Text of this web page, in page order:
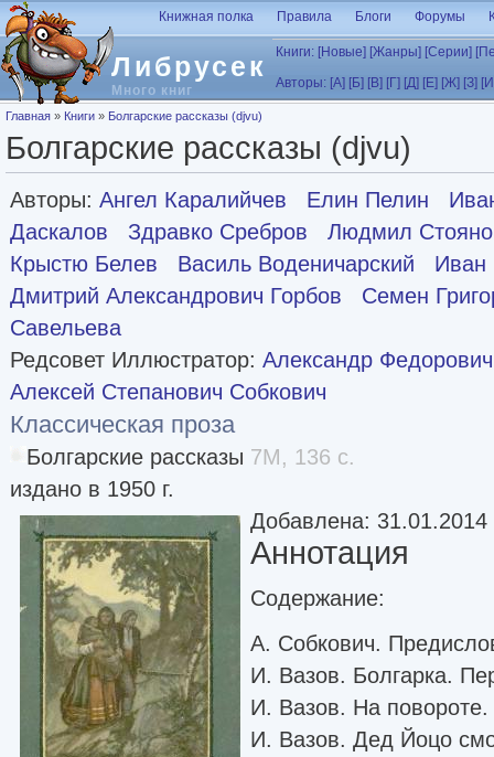
Перейти к основному содержанию
Либрусек
Много книг
Книжная полка Правила Блоги Форумы
Книги: [Новые] [Жанры] [Серии]
Авторы: [А] [Б] [В] [Г] [Д] [Е] [Ж] [З]
Вы здесь
Главная » Книги » Болгарские рассказы (djvu)
Болгарские рассказы (djvu)
Авторы: Ангел Каралийчев Елин Пелин
Даскалов
Здравко Сребров
Людмил
Крыстю Белев
Василь Воденичарский
Иван
Дмитрий Александрович Горбов
Семен
Савельева
Редсовет Иллюстратор: Александр
Алексей Степанович Собкович
Классическая проза
Болгарские рассказы 7M, 136 с.
издано в 1950 г.
Добавлена: 31.01.2014
Аннотация
Содержание:
А. Собкович.
И. Вазов. Болгарка.
И. Вазов. На
И. Вазов. Дед Йоцо